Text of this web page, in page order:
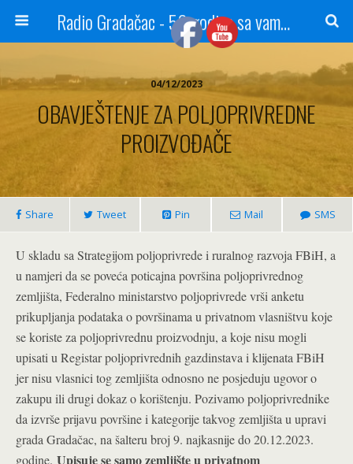
Radio Gradačac - 56 godina sa vama...
04/12/2023
OBAVJEŠTENJE ZA POLJOPRIVREDNE
PROIZVOĐAČE
Share Tweet Pin Mail SMS
U skladu sa Strategijom poljoprivrede i ruralnog razvoja FBiH, a
u namjeri da se poveća poticajna površina poljoprivrednog
zemljišta, Federalno ministarstvo poljoprivrede vrši anketu
prikupljanja podataka o površinama u privatnom vlasništvu koje
se koriste za poljoprivrednu proizvodnju, a koje nisu mogli
upisati u Registar poljoprivrednih gazdinstava i klijenata FBiH
jer nisu vlasnici tog zemljišta odnosno ne posjeduju ugovor o
zakupu ili drugi dokaz o korištenju. Pozivamo poljoprivrednike
da izvrše prijavu površine i kategorije takvog zemljišta u upravi
grada Gradačac, na šalteru broj 9. najkasnije do 20.12.2023.
godine. Upisuje se samo zemljište u privatnom